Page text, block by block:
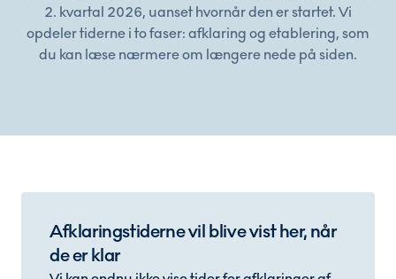
2. kvartal 2026, uanset hvornår den er startet. Vi
opdeler tiderne i to faser: afklaring og etablering, som
du kan læse nærmere om længere nede på siden.
Afklaringstiderne vil blive vist her, når
de er klar